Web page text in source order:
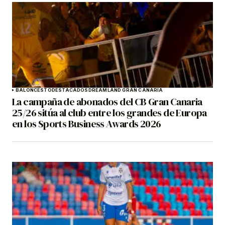
BALONCESTODESTACADOSDREAMLAND GRAN CANARIA
La campaña de abonados del CB Gran Canaria
25/26 sitúa al club entre los grandes de Europa
en los Sports Business Awards 2026